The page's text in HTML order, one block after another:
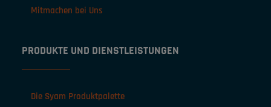
Mitmachen bei Uns
PRODUKTE UND DIENSTLEISTUNGEN
Die Syam Produktpalette